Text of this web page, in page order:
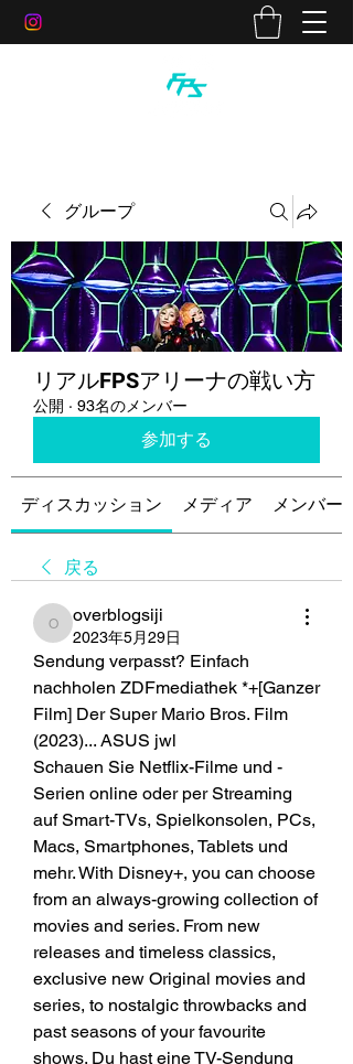
グループ
リアルFPSアリーナの戦い方
公開 · 93名のメンバー
参加する
ディスカッション メディア メンバー
戻る
overblogsiji
overblogsiji
2023年5月29日
Sendung verpasst? Einfach
nachholen ZDFmediathek *+[Ganzer
Film] Der Super Mario Bros. Film
(2023)... ASUS jwl
Schauen Sie Netflix-Filme und -
Serien online oder per Streaming
auf Smart-TVs, Spielkonsolen, PCs,
Macs, Smartphones, Tablets und
mehr. With Disney+, you can choose
from an always-growing collection of
movies and series. From new
releases and timeless classics,
exclusive new Original movies and
series, to nostalgic throwbacks and
past seasons of your favourite
shows. Du hast eine TV-Sendung